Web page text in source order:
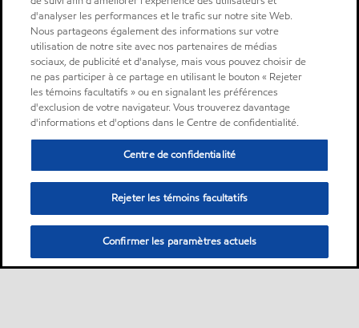
d'analyser les performances et le trafic sur notre site Web.
Nous partageons également des informations sur votre
utilisation de notre site avec nos partenaires de médias
sociaux, de publicité et d'analyse, mais vous pouvez choisir de
ne pas participer à ce partage en utilisant le bouton « Rejeter
les témoins facultatifs » ou en signalant les préférences
d'exclusion de votre navigateur. Vous trouverez davantage
d'informations et d'options dans le Centre de confidentialité.
Centre de confidentialité
Rejeter les témoins facultatifs
Confirmer les paramètres actuels